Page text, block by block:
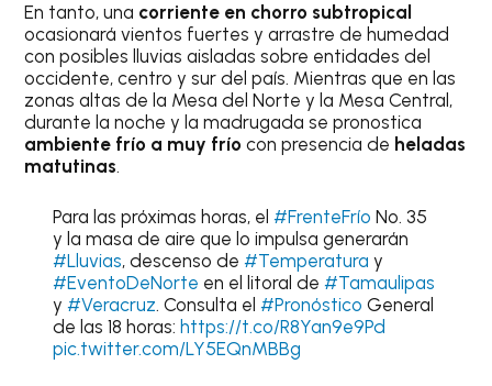
En tanto, una corriente en chorro subtropical
ocasionará vientos fuertes y arrastre de humedad
con posibles lluvias aisladas sobre entidades del
occidente, centro y sur del país. Mientras que en las
zonas altas de la Mesa del Norte y la Mesa Central,
durante la noche y la madrugada se pronostica
ambiente frío a muy fríocon presencia de heladas
matutinas.
Para las próximas horas, el #FrenteFrío No. 35
y la masa de aire que lo impulsa generarán
#Lluvias, descenso de #Temperatura y
#EventoDeNorte en el litoral de #Tamaulipas
y #Veracruz. Consulta el #Pronóstico General
de las 18 horas: https://t.co/R8Yan9e9Pd
pic.twitter.com/LY5EQnMBBg